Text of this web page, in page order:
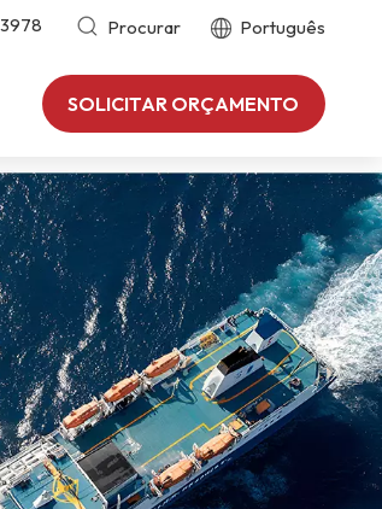
Procurar Português
SOLICITAR ORÇAMENTO